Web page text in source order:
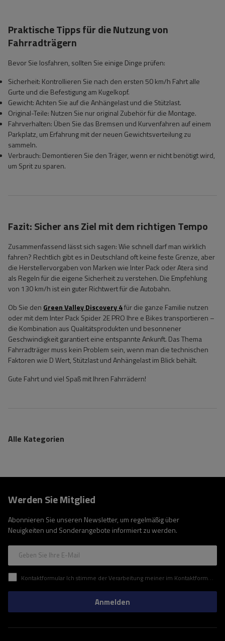
Praktische Tipps für die Nutzung von
Fahrradträgern
Bevor Sie losfahren, sollten Sie einige Dinge prüfen:
Sicherheit: Kontrollieren Sie nach den ersten 50 km/h Fahrt alle
Gurte und die Befestigung am Kugelkopf.
Gewicht: Achten Sie auf die Anhängelast und die Stützlast.
Original-Teile: Nutzen Sie nur original Zubehör für die Montage.
Fahrverhalten: Üben Sie das Bremsen und Kurvenfahren auf einem
Parkplatz, um Erfahrung mit der neuen Gewichtsverteilung zu
sammeln.
Verbrauch: Demontieren Sie den Träger, wenn er nicht benötigt wird,
um Sprit zu sparen.
Fazit: Sicher ans Ziel mit dem richtigen Tempo
Zusammenfassend lässt sich sagen: Wie schnell darf man wirklich
fahren? Rechtlich gibt es in Deutschland oft keine feste Grenze, aber
die Herstellervorgaben von Marken wie Inter Pack oder Atera sind
als Regeln für die eigene Sicherheit zu verstehen. Die Empfehlung
von 130 km/h ist ein guter Richtwert für die Autobahn.
Ob Sie den Green Valley Discovery 4für die ganze Familie nutzen
oder mit dem Inter Pack Spider 2E PRO Ihre e Bikes transportieren –
die Kombination aus Qualitätsprodukten und besonnener
Geschwindigkeit garantiert eine entspannte Ankunft. Das Thema
Fahrradträger muss kein Problem sein, wenn man die technischen
Faktoren wie D Wert, Stützlast und Anhängelast im Blick behält.
Gute Fahrt und viel Spaß mit Ihren Fahrrädern!
Alle Kategorien
Werden Sie Mitglied
Abonnieren Sie unseren Newsletter, um regelmäßig über
Neuigkeiten und Sonderangebote informiert zu werden.
Geben Sie Ihre E-Mail
Kontaktformular Ich stimme der Verarbeitung meiner im Kontaktformular enthaltenen personenbezogenen Daten gemäß der Verordnung (EU) des Europäischen Parlaments und des Rates zu.
Anmelden